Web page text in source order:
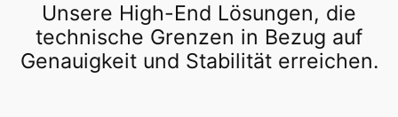
Unsere High-End Lösungen, die
technische Grenzen in Bezug auf
Genauigkeit und Stabilität erreichen.